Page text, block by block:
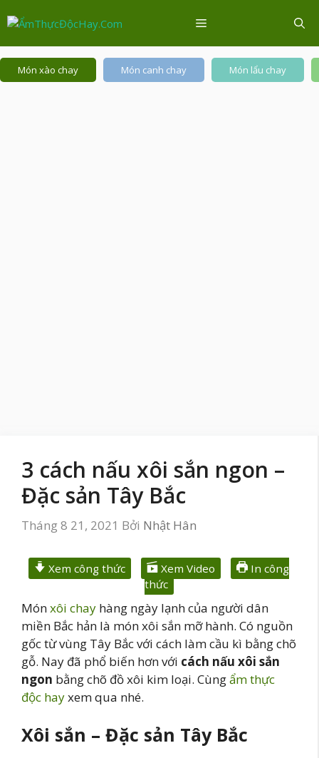
đến
nội
dung
Menu
Món xào chay Món canh chay Món lẩu chay
3 cách nấu xôi sắn ngon –
Đặc sản Tây Bắc
Tháng 8 21, 2021 Bởi Nhật Hân
Xem công thức Xem Video
In công
thức
Mónxôi chay hàng ngày lạnh của người dân
miền Bắc hản là món xôi sắn mỡ hành. Có nguồn
gốc từ vùng Tây Bắc với cách làm cầu kì bằng chõ
gỗ. Nay đã phổ biến hơn với cách nấu xôi sắn
ngon bằng chõ đồ xôi kim loại. Cùngẩm thực
độc hayxem qua nhé.
Xôi sắn – Đặc sản Tây Bắc